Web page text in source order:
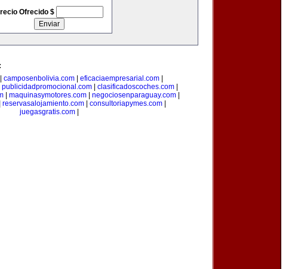
Ofrecido $
camposenbolivia.com| eficaciaempresarial.com|
publicidadpromocional.com clasificadoscoches.com
maquinasymotores.com negociosenparaguay.com
reservasalojamiento.com| consultoriapymes.com|
juegasgratis.com|